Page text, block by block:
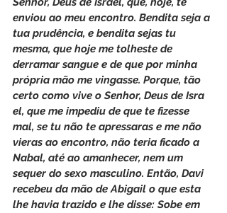
enviou ao meu encontro. Bendita seja a
tua prudência, e bendita sejas tu
mesma, que hoje me tolheste de
derramar sangue e de que por minha
própria mão me vingasse. Porque, tão
certo como vive o Senhor, Deus de Isra
el, que me impediu de que te fizesse
mal, se tu não te apressaras e me não
vieras ao encontro, não teria ficado a
Nabal, até ao amanhecer, nem um
sequer do sexo masculino. Então, Davi
recebeu da mão de Abigail o que esta
lhe havia trazido e lhe disse: Sobe em